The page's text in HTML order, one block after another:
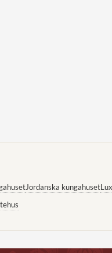
Jordanska kungahuset